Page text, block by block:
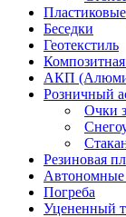
Беседки
Геотекстиль
АКП
Розничный
Очки
Резиновая
Автономные
Погреба
Уцененный